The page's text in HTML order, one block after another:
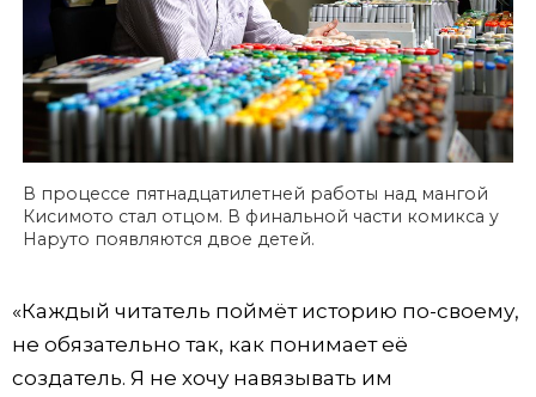
В процессе пятнадцатилетней работы над мангой
Кисимото стал отцом. В финальной части комикса у
Наруто появляются двое детей.
«Каждый читатель поймёт историю по-своему,
не обязательно так, как понимает её
создатель. Я не хочу навязывать им